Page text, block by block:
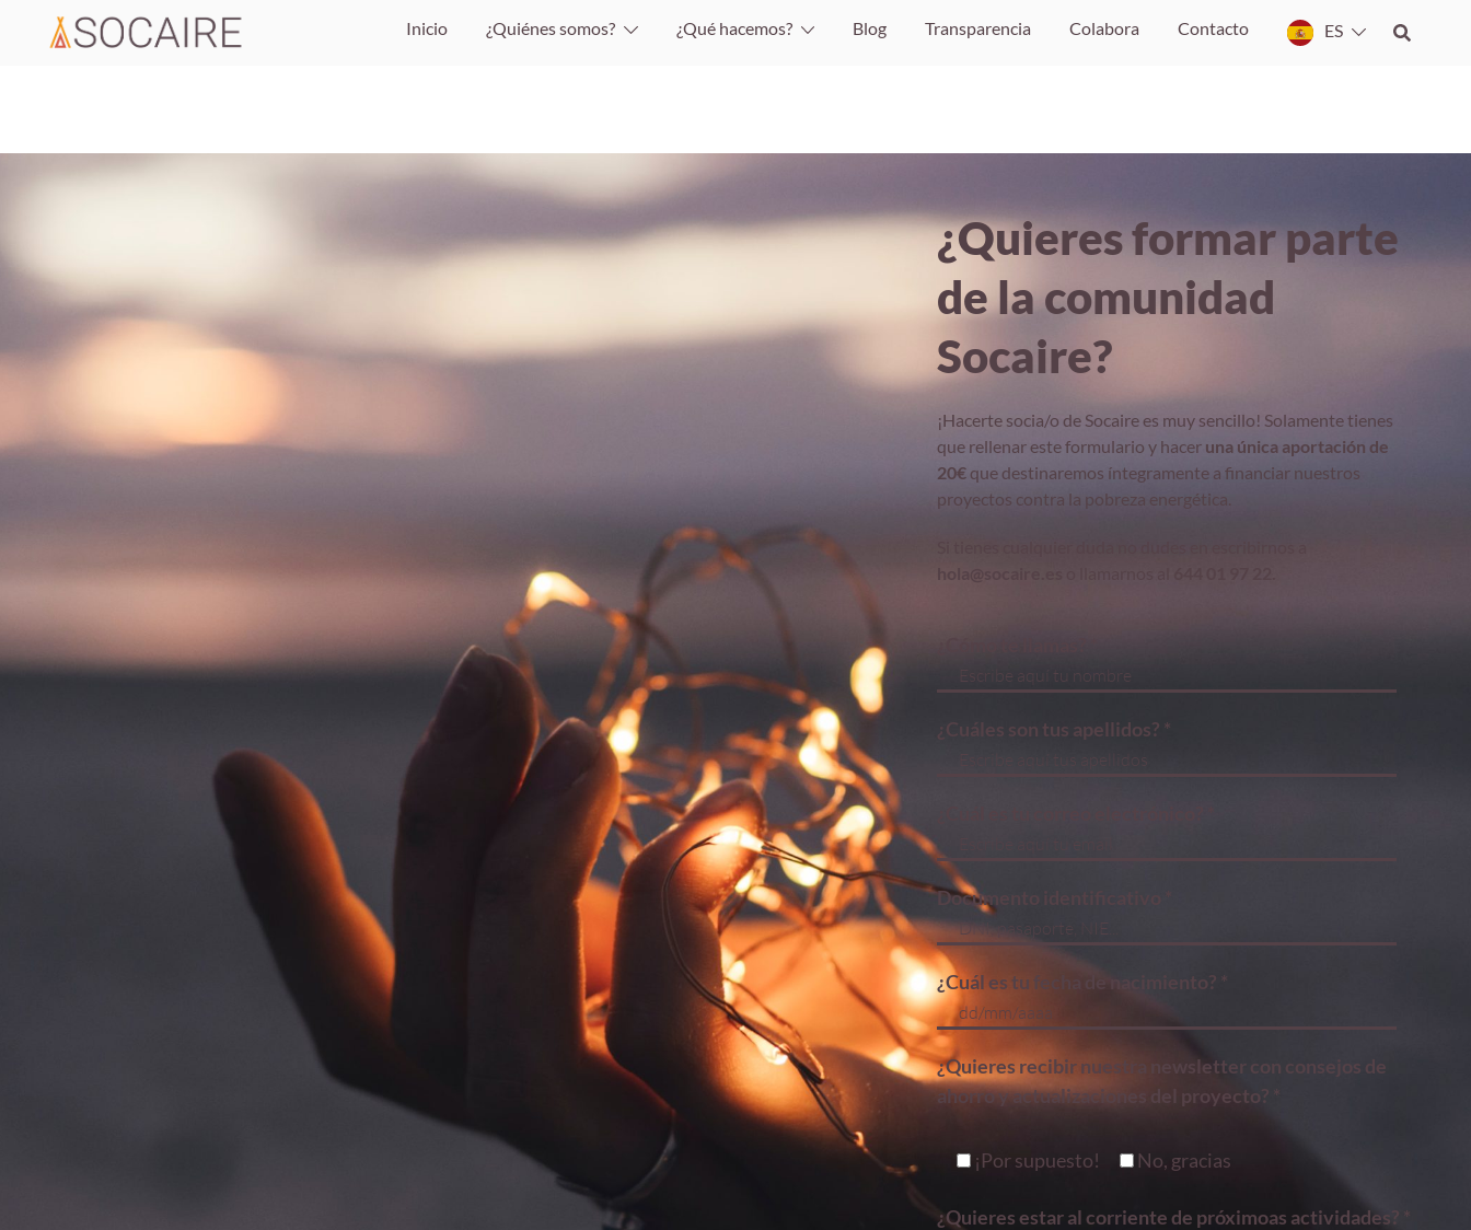
Inicio ¿Quiénes somos? ¿Qué hacemos? Blog Transparencia Colabora Contacto ES
¿Quieres formar parte
de la comunidad
Socaire?
¡Hacerte socia/o de Socaire es muy sencillo! Solamente tienes
que rellenar este formulario y hacer una única aportación de
20€ que destinaremos íntegramente a financiar nuestros
proyectos contra la pobreza energética.
hola@socaire.es
¿Cuáles son tus apellidos? *
Documento identificativo *
¿Cuál es tu fecha de nacimiento? *
¿Quieres recibir nuestra newsletter con consejos de
ahorro y actualizaciones del proyecto? *
¡Por supuesto! No, gracias
¿Quieres estar al corriente de próximoas actividades? *